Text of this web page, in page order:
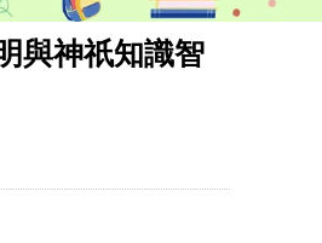
與神祇知識智